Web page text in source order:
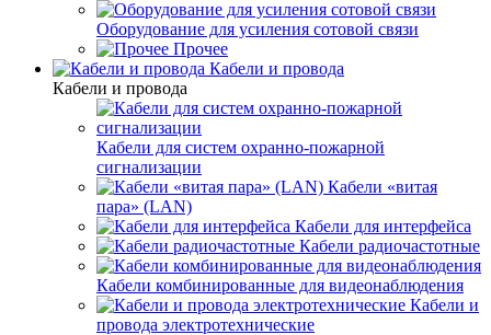
Оборудование для усиления сотовой связи
Прочее
Кабели и провода
Кабели и провода
Кабели для систем охранно-пожарной
сигнализации
Кабели «витая
пара» (LAN)
Кабели для интерфейса
Кабели радиочастотные
Кабели комбинированные для видеонаблюдения
Кабели и
провода электротехнические